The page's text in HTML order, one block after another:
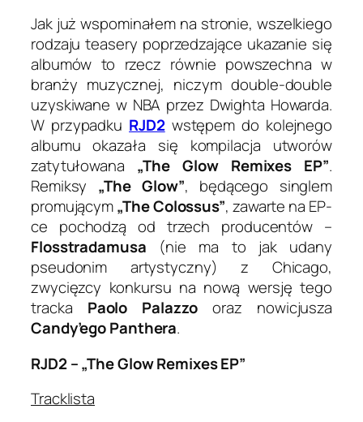
Jak już wspominałem na stronie, wszelkiego
rodzaju teasery poprzedzające ukazanie się
albumów to rzecz równie powszechna w
branży muzycznej, niczym double-double
uzyskiwane w NBA przez Dwighta Howarda.
W przypadku RJD2wstępem do kolejnego
albumu okazała się kompilacja utworów
zatytułowana „The Glow Remixes EP”.
Remiksy „The Glow”, będącego singlem
promującym„The Colossus”, zawarte na EP-
ce pochodzą od trzech producentów –
Flosstradamusa (nie ma to jak udany
pseudonim artystyczny) z Chicago,
zwycięzcy konkursu na nową wersję tego
tracka Paolo Palazzooraz nowicjusza
Candy’ego Panthera.
RJD2 – „The Glow Remixes EP”
Tracklista